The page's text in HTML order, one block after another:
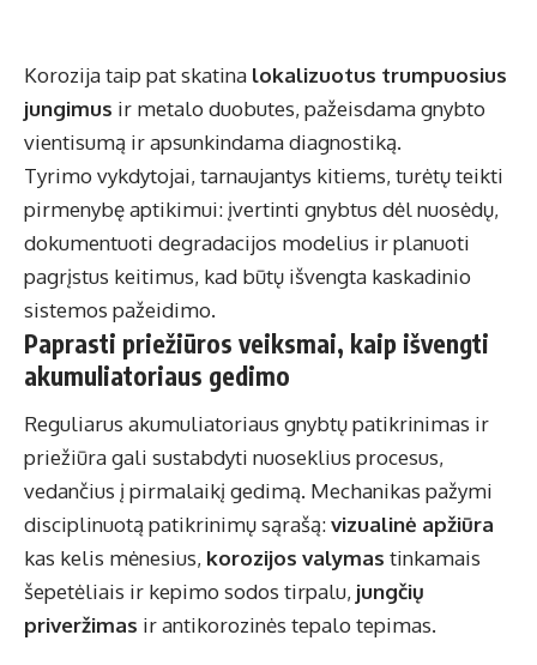
Korozija taip pat skatina lokalizuotus trumpuosius
jungimus ir metalo duobutes, pažeisdama gnybto
vientisumą ir apsunkindama diagnostiką.
Tyrimo vykdytojai, tarnaujantys kitiems, turėtų teikti
pirmenybę aptikimui: įvertinti gnybtus dėl nuosėdų,
dokumentuoti degradacijos modelius ir planuoti
pagrįstus keitimus, kad būtų išvengta kaskadinio
sistemos pažeidimo.
Paprasti priežiūros veiksmai, kaip išvengti
akumuliatoriaus gedimo
Reguliarus akumuliatoriaus gnybtų patikrinimas ir
priežiūra gali sustabdyti nuoseklius procesus,
vedančius į pirmalaikį gedimą. Mechanikas pažymi
disciplinuotą patikrinimų sąrašą:vizualinė apžiūra
kas kelis mėnesius, korozijos valymas tinkamais
šepetėliais ir kepimo sodos tirpalu, jungčių
priveržimas ir antikorozinės tepalo tepimas.